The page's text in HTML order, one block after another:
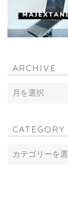
ARCHIVE
CATEGORY